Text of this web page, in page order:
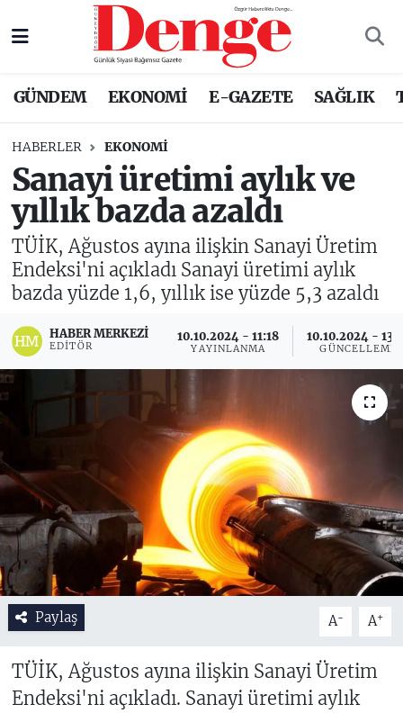
GÜNDEM EKONOMİ E-GAZETE SAĞLIK
HABERLER EKONOMİ
Sanayi üretimi aylık ve
yıllık bazda azaldı
TÜİK, Ağustos ayına ilişkin Sanayi Üretim
Endeksi'ni açıkladı Sanayi üretimi aylık
bazda yüzde 1,6, yıllık ise yüzde 5,3 azaldı
HABER MERKEZI
EDITÖR
10.10.2024 - 11:18
YAYINLANMA
10.10.2024 -
GÜNCELLEME
Paylaş A- A+
TÜİK, Ağustos ayına ilişkin Sanayi Üretim
Endeksi'ni açıkladı. Sanayi üretimi aylık
Nöbetçi Eczaneler
Trafik Durumu
Süper Lig Puan Durumu ve Fikstür
Tüm Manşetler
Son Dakika Haberleri
Haber Arşivi